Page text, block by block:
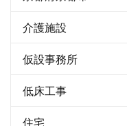
介護施設
仮設事務所
低床工事
住宅